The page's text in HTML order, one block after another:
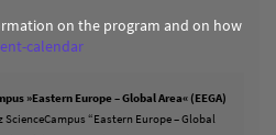
on the program and on how
calendar
»Eastern Europe – Global Area« (EEGA)
“Eastern Europe – Global